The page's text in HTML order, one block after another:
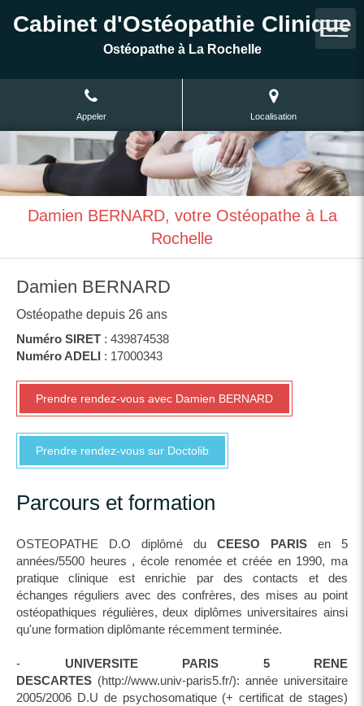
Cabinet d'Ostéopathie Clinique
Ostéopathe à La Rochelle
Appeler Localisation
Damien BERNARD, votre Ostéopathe à La
Rochelle
Damien BERNARD
Ostéopathe depuis 26 ans
Numéro SIRET : 439874538
Numéro ADELI : 17000343
Prendre rendez-vous avec Damien BERNARD
Prendre rendez-vous sur Doctolib
Parcours et formation
OSTEOPATHE D.O diplômé du CEESO PARIS en 5
années/5500 heures , école renomée et créée en 1990, ma
pratique clinique est enrichie par des contacts et des
échanges réguliers avec des confrères, des mises au point
ostéopathiques régulières, deux diplômes universitaires ainsi
qu'une formation diplômante récemment terminée.
- UNIVERSITE PARIS 5 RENE
DESCARTES (http://www.univ-paris5.fr/): année universitaire
2005/2006 D.U de psychosomatique (+ certificat de stages)